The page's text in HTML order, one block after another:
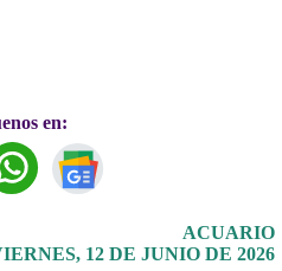
en:
ACUARIO
12 DE JUNIO DE 2026